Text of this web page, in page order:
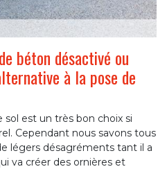
béton désactivé ou
à la pose de
sol est un très bon choix si
Cependant nous savons tous
légers désagréments tant il a
va créer des ornières et